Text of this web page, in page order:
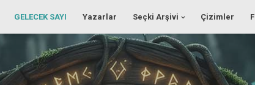
GELECEK SAYI Yazarlar Seçki Arşivi Çizimler